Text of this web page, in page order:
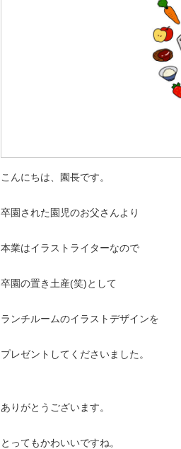
こんにちは、園長です。
卒園された園児のお父さんより
本業はイラストライターなので
卒園の置き土産(笑)として
ランチルームのイラストデザインを
プレゼントしてくださいました。
ありがとうございます。
とってもかわいいですね。